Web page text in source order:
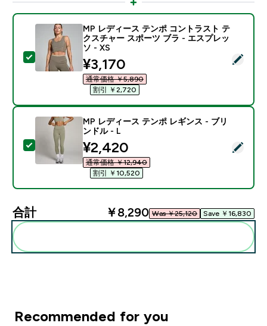
この商品を選択 - MP レディース テンポ コントラス
MP レディース テンポ コントラスト テ
クスチャー スポーツ ブラ - エスプレッ
ソ - XS
discounted price
¥3,170‎
通常価格 ￥5,890‎
割引 ￥2,720‎
この商品を選択 - MP レディース テンポ レギンス -
MP レディース テンポ レギンス - ブリ
ンドル - L
discounted price
¥2,420‎
通常価格 ￥12,940‎
割引 ￥10,520‎
合計 ￥8,290‎ Was ￥25,120‎ Save ￥16,830‎
Recommended for you